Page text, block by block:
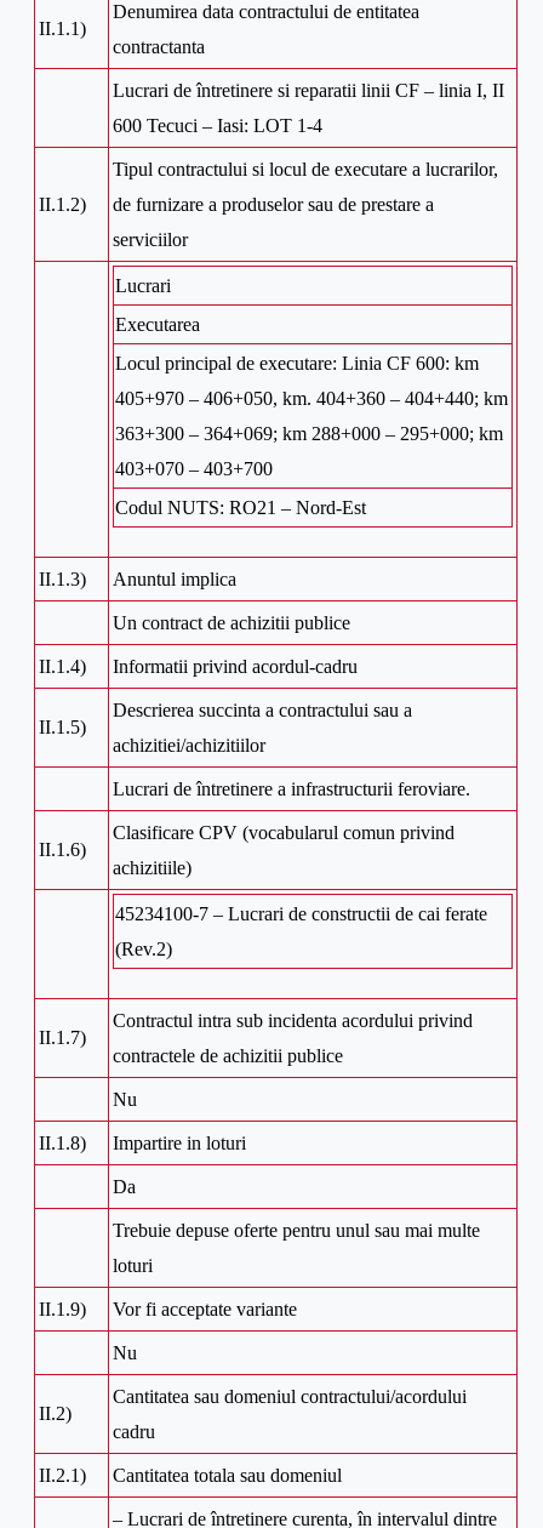
II.1.1)
Denumirea data contractului de entitatea
contractanta
Lucrari de întretinere si reparatii linii CF – linia I, II
600 Tecuci – Iasi: LOT 1-4
II.1.2)
Tipul contractului si locul de executare a lucrarilor,
de furnizare a produselor sau de prestare a
serviciilor
Lucrari
Executarea
Locul principal de executare: Linia CF 600: km
405+970 – 406+050, km. 404+360 – 404+440; km
363+300 – 364+069; km 288+000 – 295+000; km
403+070 – 403+700
Codul NUTS: RO21 – Nord-Est
II.1.3) Anuntul implica
Un contract de achizitii publice
II.1.4) Informatii privind acordul-cadru
II.1.5)
Descrierea succinta a contractului sau a
achizitiei/achizitiilor
Lucrari de întretinere a infrastructurii feroviare.
II.1.6)
Clasificare CPV (vocabularul comun privind
achizitiile)
45234100-7 – Lucrari de constructii de cai ferate
(Rev.2)
II.1.7)
Contractul intra sub incidenta acordului privind
contractele de achizitii publice
Nu
II.1.8) Impartire in loturi
Da
Trebuie depuse oferte pentru unul sau mai multe
loturi
II.1.9) Vor fi acceptate variante
Nu
II.2)
Cantitatea sau domeniul contractului/acordului
cadru
II.2.1) Cantitatea totala sau domeniul
– Lucrari de întretinere curenta, în intervalul dintre